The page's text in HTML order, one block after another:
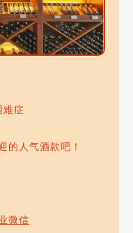
难症
的人气酒款吧！
微信